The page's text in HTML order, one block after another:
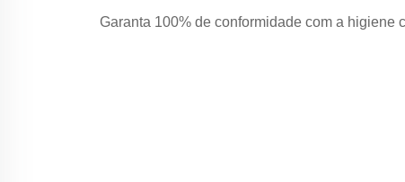
Garanta 100% de conformidade com a